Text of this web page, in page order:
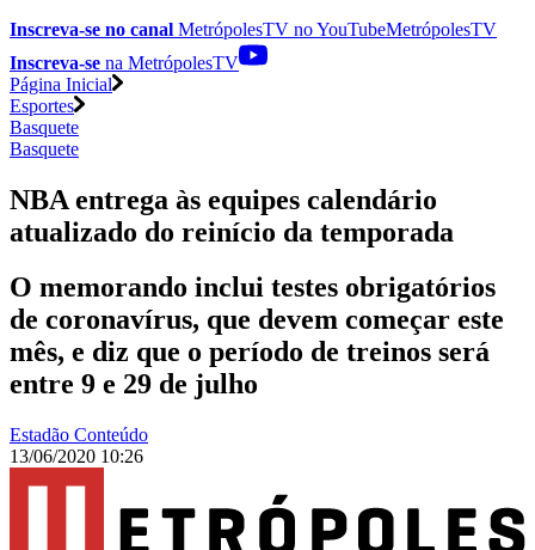
Inscreva-se no canal MetrópolesTV noYouTubeMetrópolesTV
Inscreva-se na MetrópolesTV
Página Inicial
Esportes
Basquete
Basquete
NBA entrega às equipes calendário
atualizado do reinício da temporada
O memorando inclui testes obrigatórios
de coronavírus, que devem começar este
mês, e diz que o período de treinos será
entre 9 e 29 de julho
Estadão Conteúdo
13/06/2020 10:26